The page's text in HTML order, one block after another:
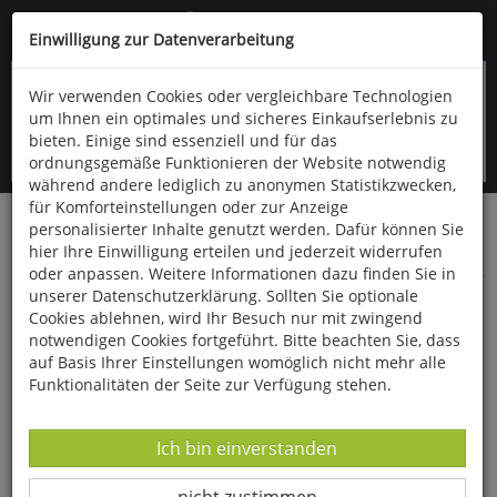
Kompletten Head der Seite überspringen
oder (06766) 9323-960
Startseite Bücher Downloads
Zeitschriften
Der Falke
Wildlife-Artist: Bernd-Henning Gerischer
Einwilligung zur Datenverarbeitung
Wir verwenden Cookies oder vergleichbare Technologien
um Ihnen ein optimales und sicheres Einkaufserlebnis zu
bieten. Einige sind essenziell und für das
ordnungsgemäße Funktionieren der Website notwendig
während andere lediglich zu anonymen Statistikzwecken,
für Komforteinstellungen oder zur Anzeige
personalisierter Inhalte genutzt werden. Dafür können Sie
hier Ihre Einwilligung erteilen und jederzeit widerrufen
oder anpassen. Weitere Informationen dazu finden Sie in
unserer Datenschutzerklärung. Sollten Sie optionale
Cookies ablehnen, wird Ihr Besuch nur mit zwingend
notwendigen Cookies fortgeführt. Bitte beachten Sie, dass
auf Basis Ihrer Einstellungen womöglich nicht mehr alle
Funktionalitäten der Seite zur Verfügung stehen.
Datenverarbeitung -
Ich bin einverstanden